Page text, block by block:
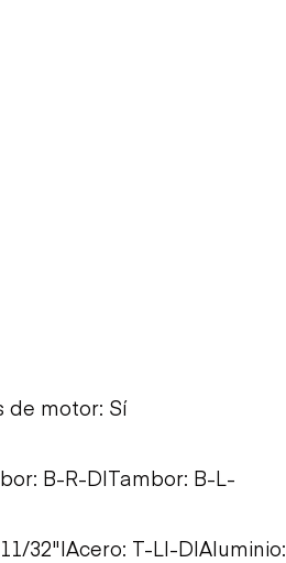
de motor: Sí
B-R-D|Tambor: B-L-
32"|Acero: T-LI-D|Aluminio: